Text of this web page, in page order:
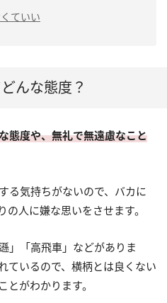
ていい
んな態度？
態度や、無礼で無遠慮なこと
る気持ちがないので、バカに
の人に嫌な思いをさせます。
」「高飛車」などがありま
ているので、横柄とは良くない
がわかります。